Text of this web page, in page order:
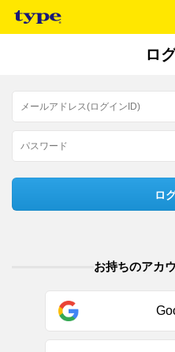
ロ
ロ
お持ちのアカ